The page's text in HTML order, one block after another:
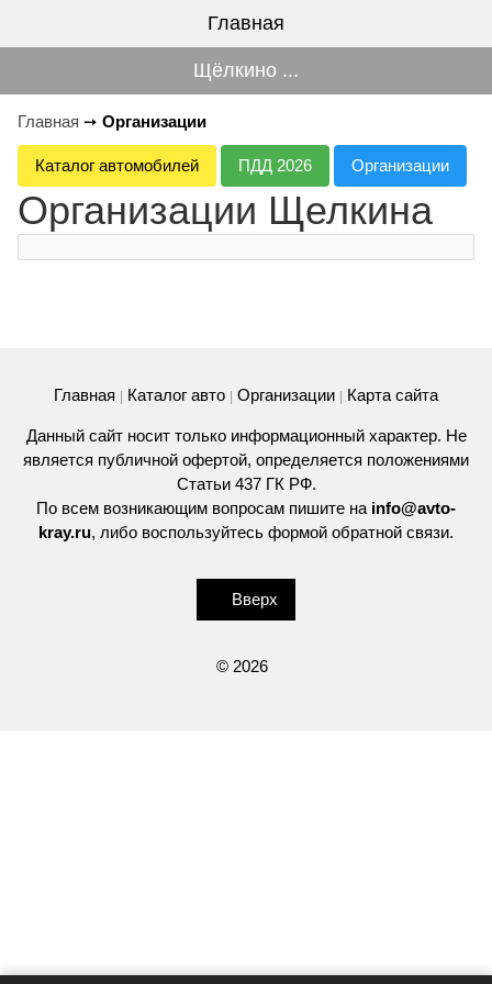
Главная
Щёлкино ...
Главная ➙ Организации
Каталог автомобилей ПДД 2026 Организации
Организации Щелкина
Главная Каталог авто Организации Карта сайта
Данный сайт носит только информационный характер. Не
является публичной офертой, определяется положениями
Статьи 437 ГК РФ.
По всем возникающим вопросам пишите на info@avto-
kray.ru, либо воспользуйтесь формой обратной связи.
Вверх
© 2026